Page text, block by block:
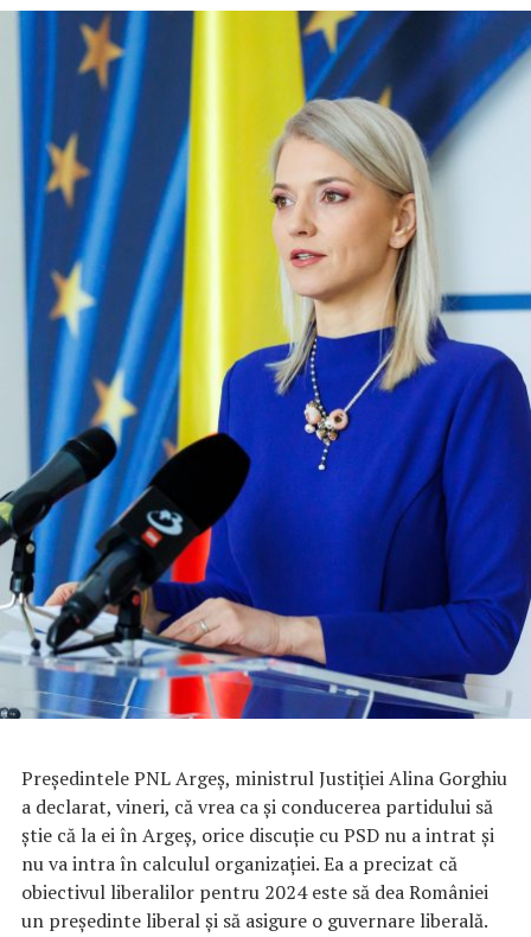
Preşedintele PNL Argeş, ministrul Justiţiei Alina Gorghiu
a declarat, vineri, că vrea ca şi conducerea partidului să
ştie că la ei în Argeş, orice discuţie cu PSD nu a intrat şi
nu va intra în calculul organizaţiei. Ea a precizat că
obiectivul liberalilor pentru 2024 este să dea României
un preşedinte liberal şi să asigure o guvernare liberală.